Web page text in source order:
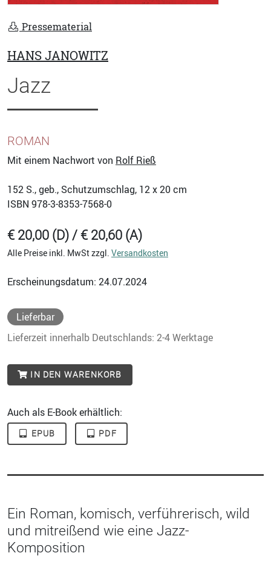
Pressematerial
HANS JANOWITZ
Jazz
ROMAN
Mit einem Nachwort von Rolf Rieß
152 S., geb., Schutzumschlag, 12 x 20 cm
ISBN 978-3-8353-7568-0
€ 20,00 (D) / € 20,60 (A)
Alle Preise inkl. MwSt zzgl. Versandkosten
Erscheinungsdatum: 24.07.2024
Lieferbar
Lieferzeit innerhalb Deutschlands: 2-4 Werktage
IN DEN WARENKORB
Auch als E-Book erhältlich:
EPUB PDF
Ein Roman, komisch, verführerisch, wild
und mitreißend wie eine Jazz-
Komposition